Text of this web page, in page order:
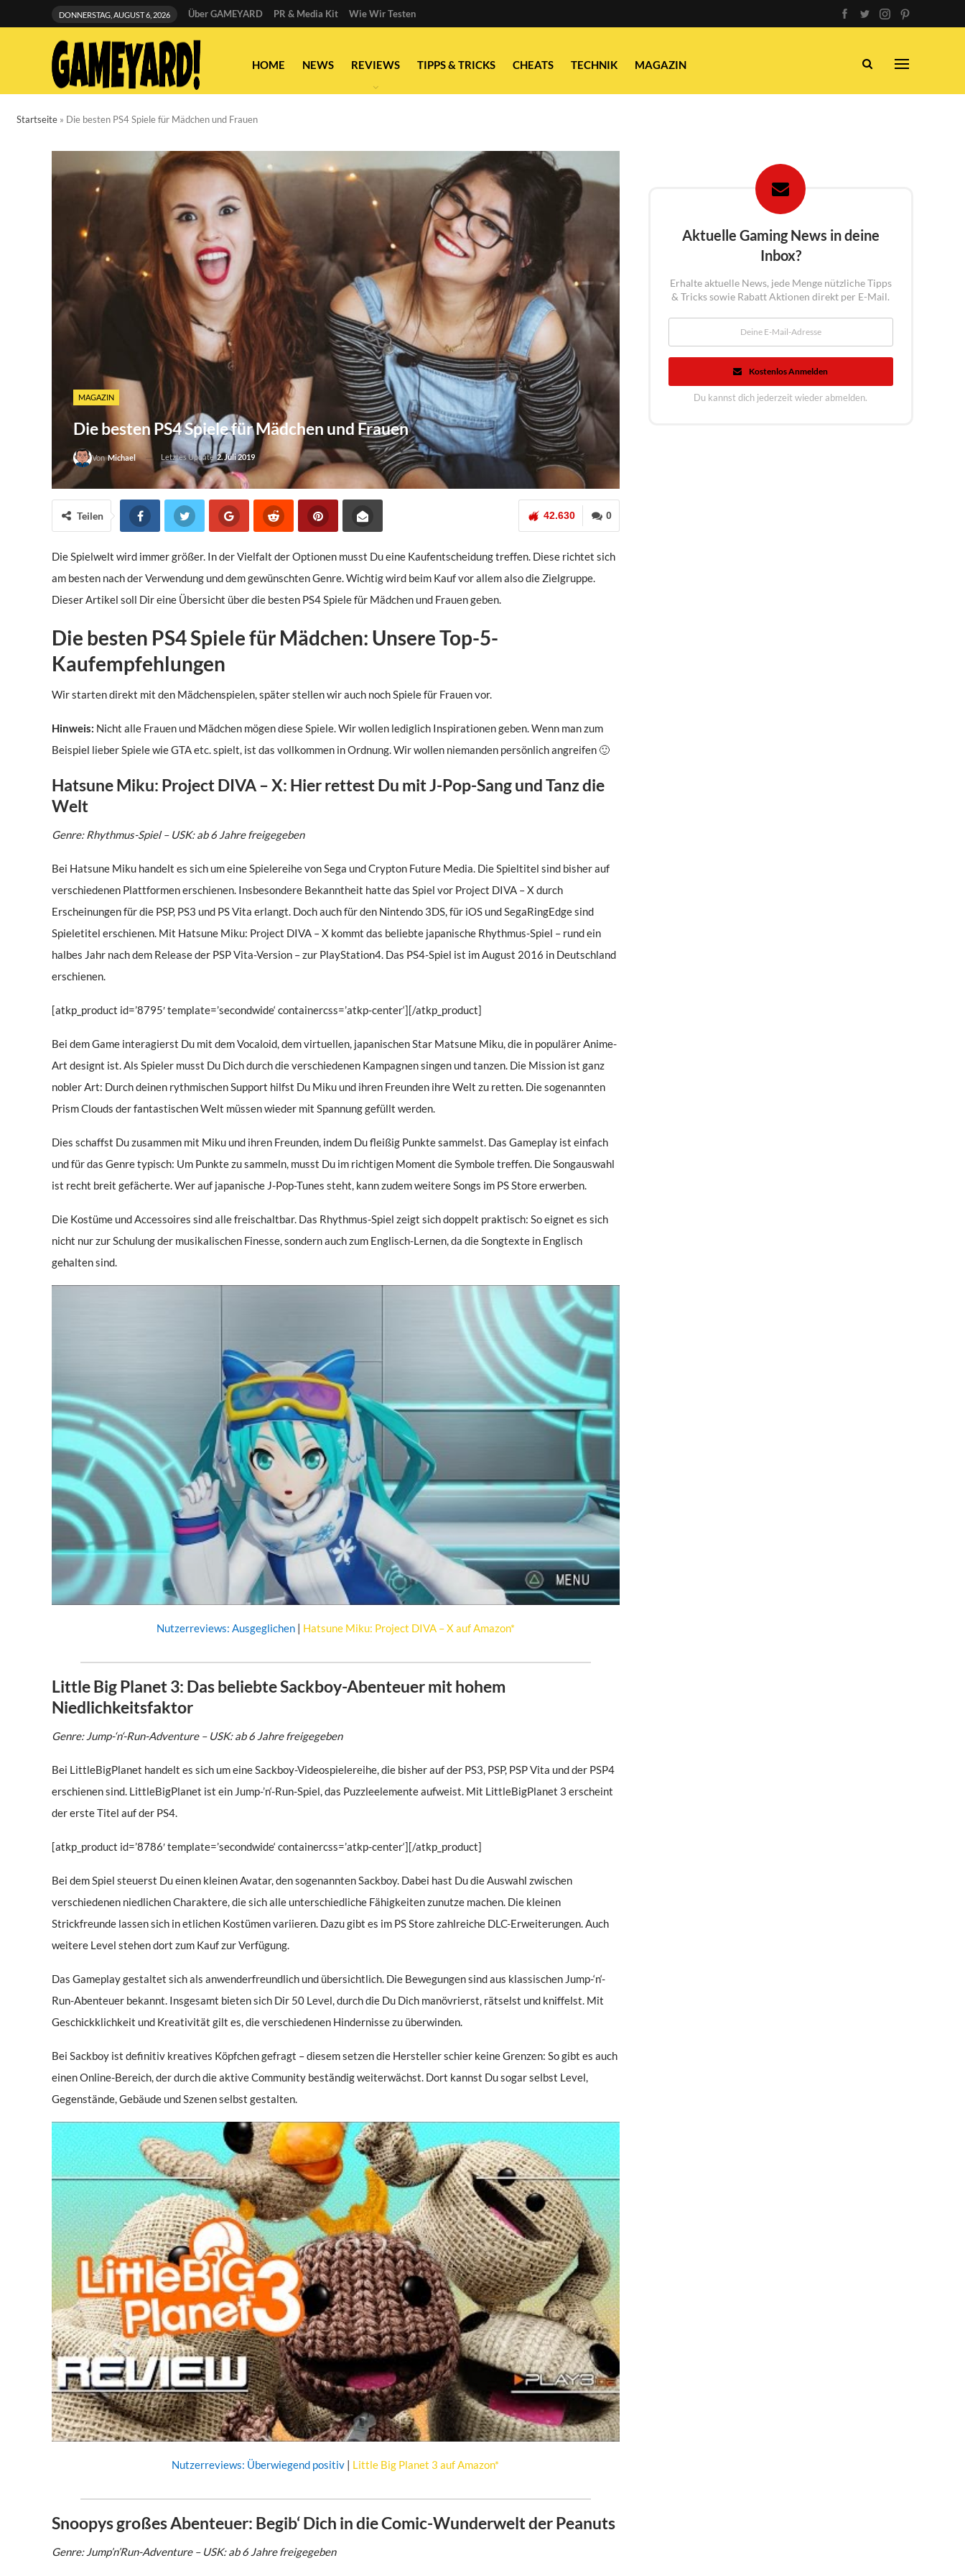
DONNERSTAG, AUGUST 6, 2026 Über GAMEYARD PR & Media Kit Wie Wir Testen
HOME NEWS REVIEWS TIPPS & TRICKS CHEATS TECHNIK MAGAZIN
Startseite » Die besten PS4 Spiele für Mädchen und Frauen
MAGAZIN
Die besten PS4 Spiele für Mädchen und Frauen
VonMichael Letztes Update2. Juli 2019
0
42.630
Teilen
Die Spielwelt wird immer größer. In der Vielfalt der Optionen musst Du eine Kaufentscheidung treffen. Diese richtet sich
am besten nach der Verwendung und dem gewünschten Genre. Wichtig wird beim Kauf vor allem also die Zielgruppe.
Dieser Artikel soll Dir eine Übersicht über die besten PS4 Spiele für Mädchen und Frauen geben.
Die besten PS4 Spiele für Mädchen: Unsere Top-5-
Kaufempfehlungen
Wir starten direkt mit den Mädchenspielen, später stellen wir auch noch Spiele für Frauen vor.
Hinweis: Nicht alle Frauen und Mädchen mögen diese Spiele. Wir wollen lediglich Inspirationen geben. Wenn man zum
Beispiel lieber Spiele wie GTA etc. spielt, ist das vollkommen in Ordnung. Wir wollen niemanden persönlich angreifen 🙂
Hatsune Miku: Project DIVA – X: Hier rettest Du mit J-Pop-Sang und Tanz die
Welt
Genre: Rhythmus-Spiel – USK: ab 6 Jahre freigegeben
Bei Hatsune Miku handelt es sich um eine Spielereihe von Sega und Crypton Future Media. Die Spieltitel sind bisher auf
verschiedenen Plattformen erschienen. Insbesondere Bekanntheit hatte das Spiel vor Project DIVA – X durch
Erscheinungen für die PSP, PS3 und PS Vita erlangt. Doch auch für den Nintendo 3DS, für iOS und SegaRingEdge sind
Spieletitel erschienen. Mit Hatsune Miku: Project DIVA – X kommt das beliebte japanische Rhythmus-Spiel – rund ein
halbes Jahr nach dem Release der PSP Vita-Version – zur PlayStation4. Das PS4-Spiel ist im August 2016 in Deutschland
erschienen.
[atkp_product id=’8795′ template=’secondwide‘ containercss=’atkp-center‘][/atkp_product]
Bei dem Game interagierst Du mit dem Vocaloid, dem virtuellen, japanischen Star Matsune Miku, die in populärer Anime-
Art designt ist. Als Spieler musst Du Dich durch die verschiedenen Kampagnen singen und tanzen. Die Mission ist ganz
nobler Art: Durch deinen rythmischen Support hilfst Du Miku und ihren Freunden ihre Welt zu retten. Die sogenannten
Prism Clouds der fantastischen Welt müssen wieder mit Spannung gefüllt werden.
Dies schaffst Du zusammen mit Miku und ihren Freunden, indem Du fleißig Punkte sammelst. Das Gameplay ist einfach
und für das Genre typisch: Um Punkte zu sammeln, musst Du im richtigen Moment die Symbole treffen. Die Songauswahl
ist recht breit gefächerte. Wer auf japanische J-Pop-Tunes steht, kann zudem weitere Songs im PS Store erwerben.
Die Kostüme und Accessoires sind alle freischaltbar. Das Rhythmus-Spiel zeigt sich doppelt praktisch: So eignet es sich
nicht nur zur Schulung der musikalischen Finesse, sondern auch zum Englisch-Lernen, da die Songtexte in Englisch
gehalten sind.
Nutzerreviews: Ausgeglichen| Hatsune Miku: Project DIVA – X auf Amazon*
Little Big Planet 3: Das beliebte Sackboy-Abenteuer mit hohem
Niedlichkeitsfaktor
Genre: Jump-‘n‘-Run-Adventure – USK: ab 6 Jahre freigegeben
Bei LittleBigPlanet handelt es sich um eine Sackboy-Videospielereihe, die bisher auf der PS3, PSP, PSP Vita und der PSP4
erschienen sind. LittleBigPlanet ist ein Jump-’n‘-Run-Spiel, das Puzzleelemente aufweist. Mit LittleBigPlanet 3 erscheint
der erste Titel auf der PS4.
[atkp_product id=’8786′ template=’secondwide‘ containercss=’atkp-center‘][/atkp_product]
Bei dem Spiel steuerst Du einen kleinen Avatar, den sogenannten Sackboy. Dabei hast Du die Auswahl zwischen
verschiedenen niedlichen Charaktere, die sich alle unterschiedliche Fähigkeiten zunutze machen. Die kleinen
Strickfreunde lassen sich in etlichen Kostümen variieren. Dazu gibt es im PS Store zahlreiche DLC-Erweiterungen. Auch
weitere Level stehen dort zum Kauf zur Verfügung.
Das Gameplay gestaltet sich als anwenderfreundlich und übersichtlich. Die Bewegungen sind aus klassischen Jump-‘n‘-
Run-Abenteuer bekannt. Insgesamt bieten sich Dir 50 Level, durch die Du Dich manövrierst, rätselst und kniffelst. Mit
Geschickklichkeit und Kreativität gilt es, die verschiedenen Hindernisse zu überwinden.
Bei Sackboy ist definitiv kreatives Köpfchen gefragt – diesem setzen die Hersteller schier keine Grenzen: So gibt es auch
einen Online-Bereich, der durch die aktive Community beständig weiterwächst. Dort kannst Du sogar selbst Level,
Gegenstände, Gebäude und Szenen selbst gestalten.
Nutzerreviews: Überwiegend positiv | Little Big Planet 3 auf Amazon*
Snoopys großes Abenteuer: Begib‘ Dich in die Comic-Wunderwelt der Peanuts
Genre: Jump’n’Run-Adventure – USK: ab 6 Jahre freigegeben
Aktuelle Gaming News in deine
Inbox?
Erhalte aktuelle News, jede Menge nützliche Tipps
& Tricks sowie Rabatt Aktionen direkt per E-Mail.
Kostenlos Anmelden
Du kannst dich jederzeit wieder abmelden.